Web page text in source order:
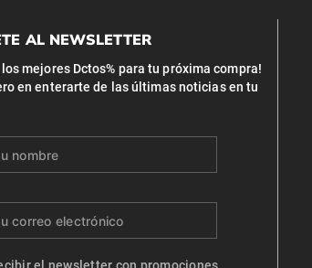
AL NEWSLETTER
los mejores Dctos% para tu próxima compra!
en enterarte de las últimas noticias en tu